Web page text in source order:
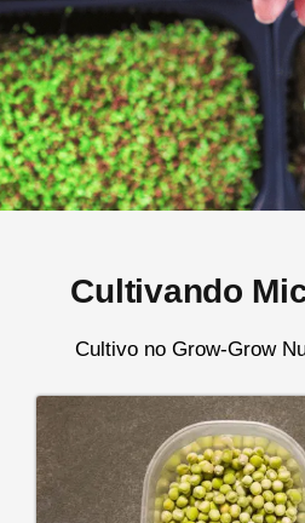
Cultivando
Cultivo no Grow-Grow